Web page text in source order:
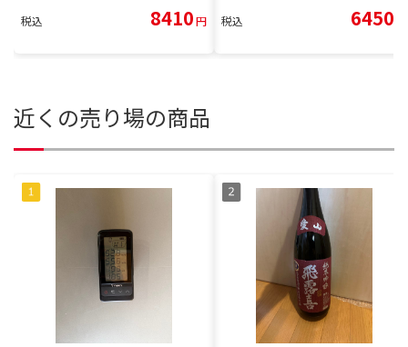
税込 8410円 税込 6450
近くの売り場の商品